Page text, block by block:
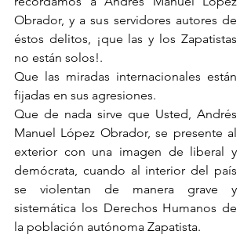
Obrador, y a sus servidores autores de
éstos delitos, ¡que las y los Zapatistas
no están solos!.
Que las miradas internacionales están
fijadas en sus agresiones.
Que de nada sirve que Usted, Andrés
Manuel López Obrador, se presente al
exterior con una imagen de liberal y
demócrata, cuando al interior del país
se violentan de manera grave y
sistemática los Derechos Humanos de
la población autónoma Zapatista.